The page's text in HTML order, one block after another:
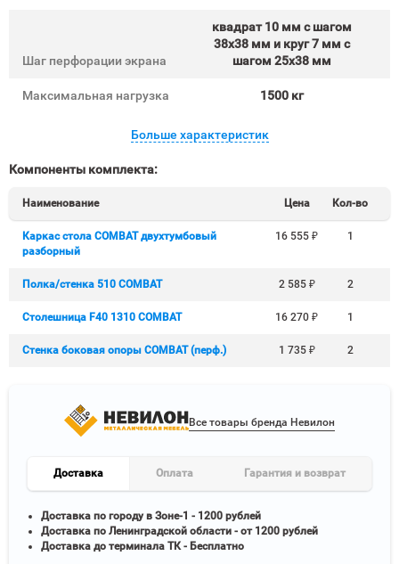
Шаг перфорации экрана
квадрат 10 мм c шагом
38х38 мм и круг 7 мм с
шагом 25х38 мм
Максимальная нагрузка 1500 кг
Больше характеристик
Компоненты комплекта:
Наименование Цена Кол-во
Каркас стола COMBAT двухтумбовый
разборный
16 555₽ 1
Полка/стенка 510 COMBAT 2 585 ₽ 2
Столешница F40 1310 COMBAT 16 270₽ 1
Стенка боковая опоры COMBAT (перф.) 1 735 ₽ 2
Все товары бренда Невилон
Доставка Оплата Гарантия и возврат
Доставка по городу в Зоне-1 - 1200 рублей
Доставка по Ленинградской области - от 1200 рублей
Доставка до терминала ТК - Бесплатно